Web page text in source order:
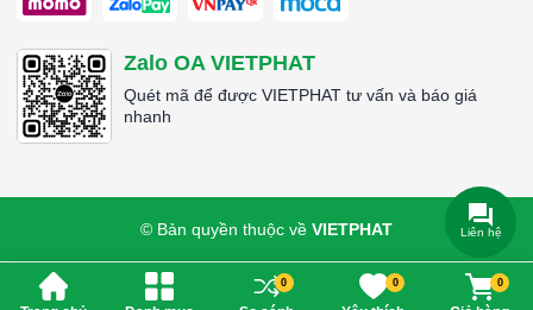
Zalo OA VIETPHAT
Quét mã để được VIETPHAT tư vấn và báo giá
nhanh
© Bản quyền thuộc về VIETPHAT
0 0 0
Liên hệ